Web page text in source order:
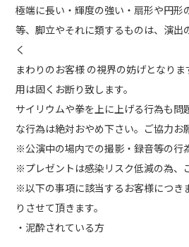
極端に長い・輝度の強い・扇形や円形
等、脚立やそれに類するものは、演出
く
まわりのお客様 の視界の妨げとなり
用は固くお断り致します。
サイリウムや拳を上に上げる行為も問
な行為は絶対おやめ下さい。ご協力お
※公演中の場内での撮影・録音等の行
※プレゼントは感染リスク低減の為、
※以下の事項に該当するお客様につき
りさせて頂きます。
・泥酔されている方